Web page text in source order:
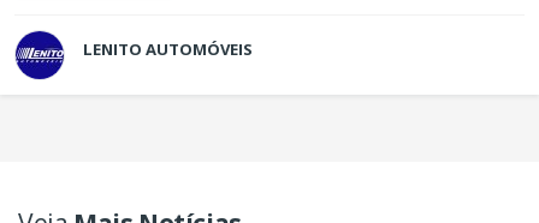
LENITO AUTOMÓVEIS